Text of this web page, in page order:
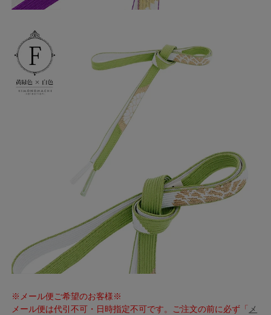
※メール便ご希望のお客様※
メール便は代引不可・日時指定不可です。ご注文の前に必ず「 メ